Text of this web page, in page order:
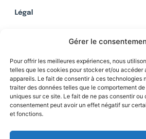
Gérer le
Pour offrir les meilleures expériences, nous
telles que les cookies pour stocker et/ou accéder
appareils. Le fait de consentir à ces technologies
traiter des données telles que le comportement
uniques sur ce site. Le fait de ne pas consentir ou
consentement peut avoir un effet négatif sur
et fonctions.
Légal
Politique de confidentialité
Contact
Soutenez Contrepoints